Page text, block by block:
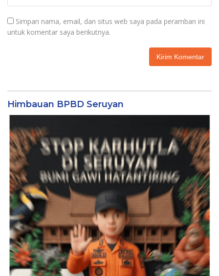
Simpan nama, email, dan situs web saya pada peramban ini
untuk komentar saya berikutnya.
Himbauan BPBD Seruyan